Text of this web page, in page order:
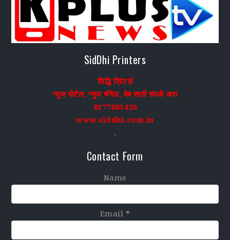
SidDhi Printers
सिद्धि प्रिंटर्स
न्युज पोर्टल, न्युज चॅनेल, वेब साठी संपर्क करा
8177881420
www.siddhi.com.in
.
Contact Form
Name
Email *